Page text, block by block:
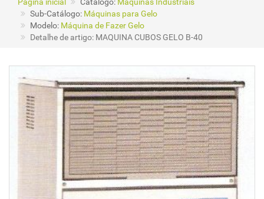
Sub-Catálogo: Máquinas para Gelo
Modelo: Máquina de Fazer Gelo
Detalhe de artigo: MAQUINA CUBOS GELO B-40